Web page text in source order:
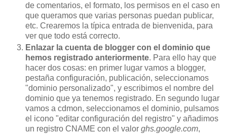
de comentarios, el formato, los permisos en el caso en
que queramos que varias personas puedan publicar,
etc. Crearemos la típica entrada de bienvenida, para
ver que todo está correcto.
Enlazar la cuenta de blogger con el dominio que
hemos registrado anteriormente. Para ello hay que
hacer dos cosas: en primer lugar vamos a blogger,
pestaña configuración, publicación, seleccionamos
"dominio personalizado", y escribimos el nombre del
dominio que ya tenemos registrado. En segundo lugar
vamos a cdmon, seleccionamos el dominio, pulsamos
el icono "editar configuración del registro" y añadimos
un registro CNAME con el valor ghs.google.com,